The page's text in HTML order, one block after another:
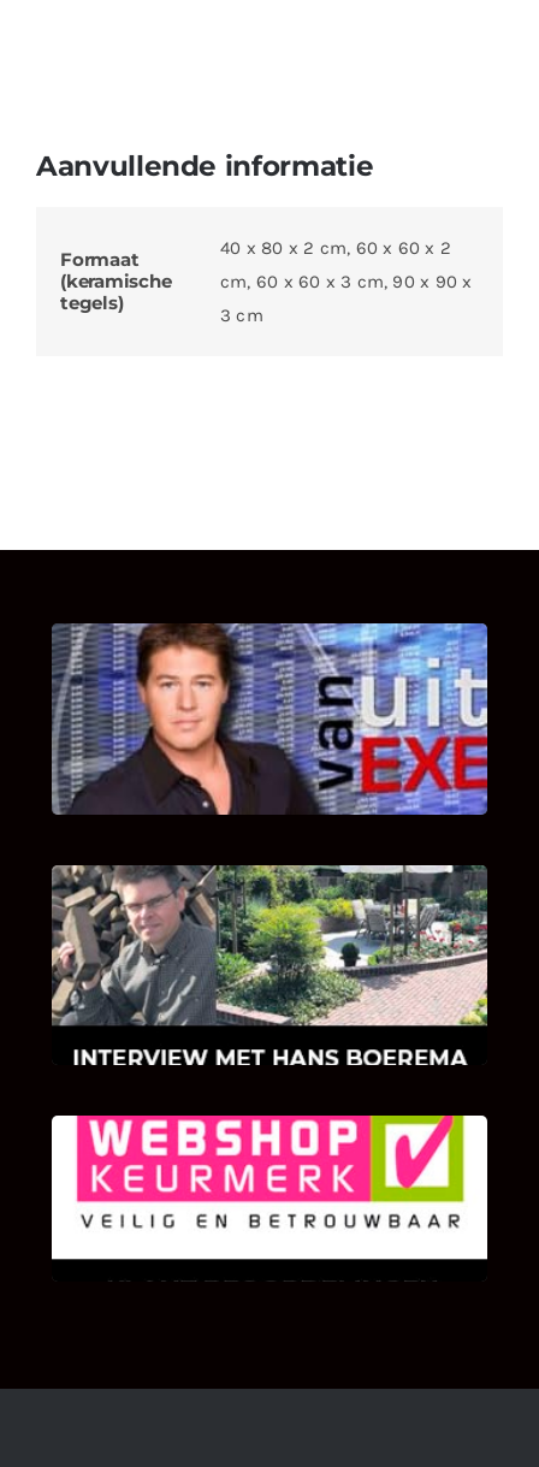
Aanvullende informatie
Formaat
(keramische
tegels)
40 x 80 x 2 cm, 60 x 60 x 2
cm, 60 x 60 x 3 cm, 90 x 90 x
3 cm
UITSTEL VAN EXECUTIE
Bekijk hier de fragmenten van de deelname
van Bricks and Stones aan dit programma.
INTERVIEW MET HANS BOEREMA
Hoe Bricks and Stones ontstaan is en wat
Hans Boerema motiveert in de wereld van
klinkers en tegels!
KLANT BEOORDELINGEN
We zijn er zeer op gesteld om te weten wat u
als klant van ons en onze diensten vindt.